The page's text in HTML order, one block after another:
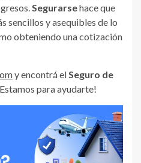
Segurarsehace que
sencillos y asequibles de lo
obteniendo una cotización
y encontrá elSeguro de
para ayudarte!